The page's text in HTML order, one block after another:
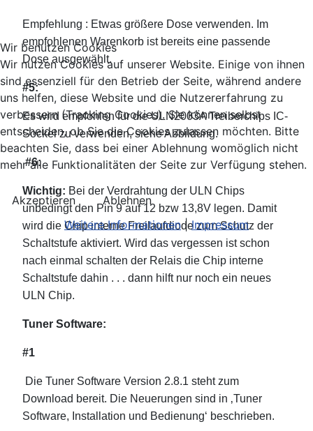
Empfehlung : Etwas größere Dose verwenden. Im
empfohlenen Warenkorb ist bereits eine passende
Dose ausgewählt.
#5:
Es wird empfohlen für die ULN2003A Treiberchips IC-
Sockel zu verwenden, siehe Abbildung.
#6:
Wichtig: Bei der Verdrahtung der ULN Chips
unbedingt den Pin 9 auf 12 bzw 13,8V legen. Damit
wird die Chip interne Freilaufdiode zum Schutz der
Schaltstufe aktiviert. Wird das vergessen ist schon
nach einmal schalten der Relais die Chip interne
Schaltstufe dahin . . . dann hilft nur noch ein neues
ULN Chip.
Tuner Software:
#1
Die Tuner Software Version 2.8.1 steht zum
Download bereit. Die Neuerungen sind in ‚Tuner
Software, Installation und Bedienung‘ beschrieben.
Wir benutzen Cookies
Wir nutzen Cookies auf unserer Website. Einige von ihnen
sind essenziell für den Betrieb der Seite, während andere
uns helfen, diese Website und die Nutzererfahrung zu
verbessern (Tracking Cookies). Sie können selbst
entscheiden, ob Sie die Cookies zulassen möchten. Bitte
beachten Sie, dass bei einer Ablehnung womöglich nicht
mehr alle Funktionalitäten der Seite zur Verfügung stehen.
Akzeptieren
Ablehnen
Weitere Informationen|Impressum